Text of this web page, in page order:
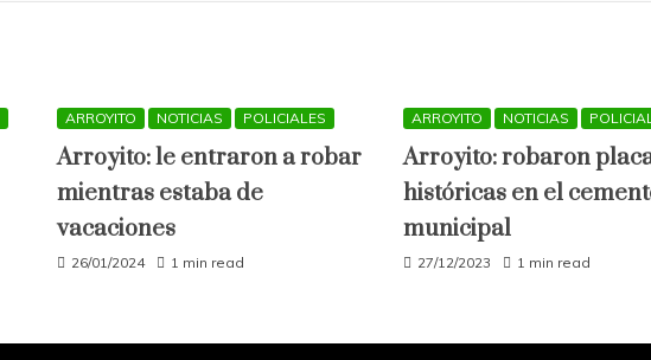
ARROYITO NOTICIAS POLICIALES
Arroyito: le entraron a robar
mientras estaba de
vacaciones
26/01/2024 1 min read
ARROYITO NOTICIAS
Arroyito: robaron
históricas en el
municipal
27/12/2023 1 min read